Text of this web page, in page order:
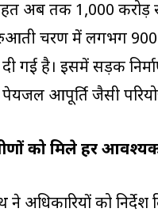
तहत अब तक 1,000 करोड़
चरण में लगभग 900
गई है। इसमें सड़क
आपूर्ति जैसी
को मिले हर
ने अधिकारियों को